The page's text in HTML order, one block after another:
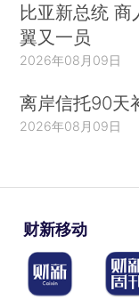
比亚新总统
翼又一员
2026年08月09日
离岸信托90天
2026年08月09日
财新移动